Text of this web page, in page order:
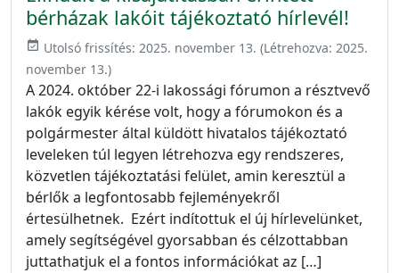
bérházak lakóit tájékoztató hírlevél!
event_available Utolsó frissítés: 2025. november 13. (Létrehozva: 2025.
november 13.)
A 2024. október 22-i lakossági fórumon a résztvevő
lakók egyik kérése volt, hogy a fórumokon és a
polgármester által küldött hivatalos tájékoztató
leveleken túl legyen létrehozva egy rendszeres,
közvetlen tájékoztatási felület, amin keresztül a
bérlők a legfontosabb fejleményekről
értesülhetnek. Ezért indítottuk el új hírlevelünket,
amely segítségével gyorsabban és célzottabban
juttathatjuk el a fontos információkat az […]